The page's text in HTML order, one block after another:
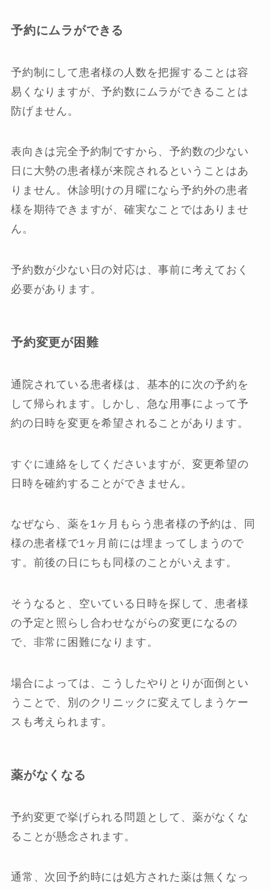
予約にムラができる
予約制にして患者様の人数を把握することは容
易くなりますが、予約数にムラができることは
防げません。
表向きは完全予約制ですから、予約数の少ない
日に大勢の患者様が来院されるということはあ
りません。休診明けの月曜になら予約外の患者
様を期待できますが、確実なことではありませ
ん。
予約数が少ない日の対応は、事前に考えておく
必要があります。
予約変更が困難
通院されている患者様は、基本的に次の予約を
して帰られます。しかし、急な用事によって予
約の日時を変更を希望されることがあります。
すぐに連絡をしてくださいますが、変更希望の
日時を確約することができません。
なぜなら、薬を1ヶ月もらう患者様の予約は、同
様の患者様で1ヶ月前には埋まってしまうので
す。前後の日にちも同様のことがいえます。
そうなると、空いている日時を探して、患者様
の予定と照らし合わせながらの変更になるの
で、非常に困難になります。
場合によっては、こうしたやりとりが面倒とい
うことで、別のクリニックに変えてしまうケー
スも考えられます。
薬がなくなる
予約変更で挙げられる問題として、薬がなくな
ることが懸念されます。
通常、次回予約時には処方された薬は無くなっ